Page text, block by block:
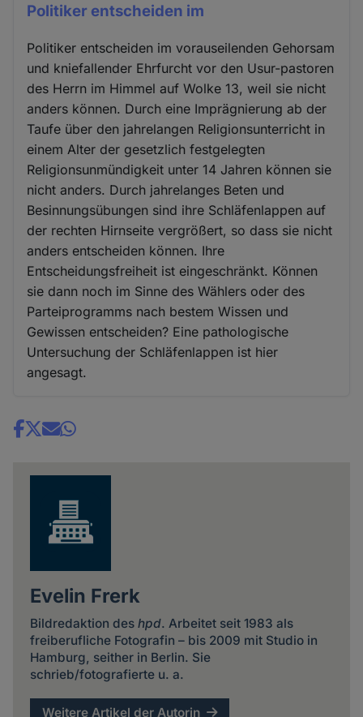
Politiker entscheiden im
Politiker entscheiden im vorauseilenden Gehorsam
und kniefallender Ehrfurcht vor den Usur-pastoren
des Herrn im Himmel auf Wolke 13, weil sie nicht
anders können. Durch eine Imprägnierung ab der
Taufe über den jahrelangen Religionsunterricht in
einem Alter der gesetzlich festgelegten
Religionsunmündigkeit unter 14 Jahren können sie
nicht anders. Durch jahrelanges Beten und
Besinnungsübungen sind ihre Schläfenlappen auf
der rechten Hirnseite vergrößert, so dass sie nicht
anders entscheiden können. Ihre
Entscheidungsfreiheit ist eingeschränkt. Können
sie dann noch im Sinne des Wählers oder des
Parteiprogramms nach bestem Wissen und
Gewissen entscheiden? Eine pathologische
Untersuchung der Schläfenlappen ist hier
angesagt.
Share
Evelin Frerk
Bildredaktion des hpd. Arbeitet seit 1983 als
freiberufliche Fotografin – bis 2009 mit Studio in
Hamburg, seither in Berlin. Sie
schrieb/fotografierte u. a.
Weitere Artikel der Autorin